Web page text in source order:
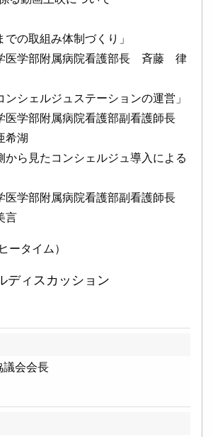
での取組み体制づくり」
医学部附属病院看護部長 斉藤 律
ンシェルジュステーションの運営」
医学部附属病院看護部副看護師長
湖
から見たコンシェルジュ導入による
医学部附属病院看護部副看護師長
言
ータイム）
ィスカッション
議会会長